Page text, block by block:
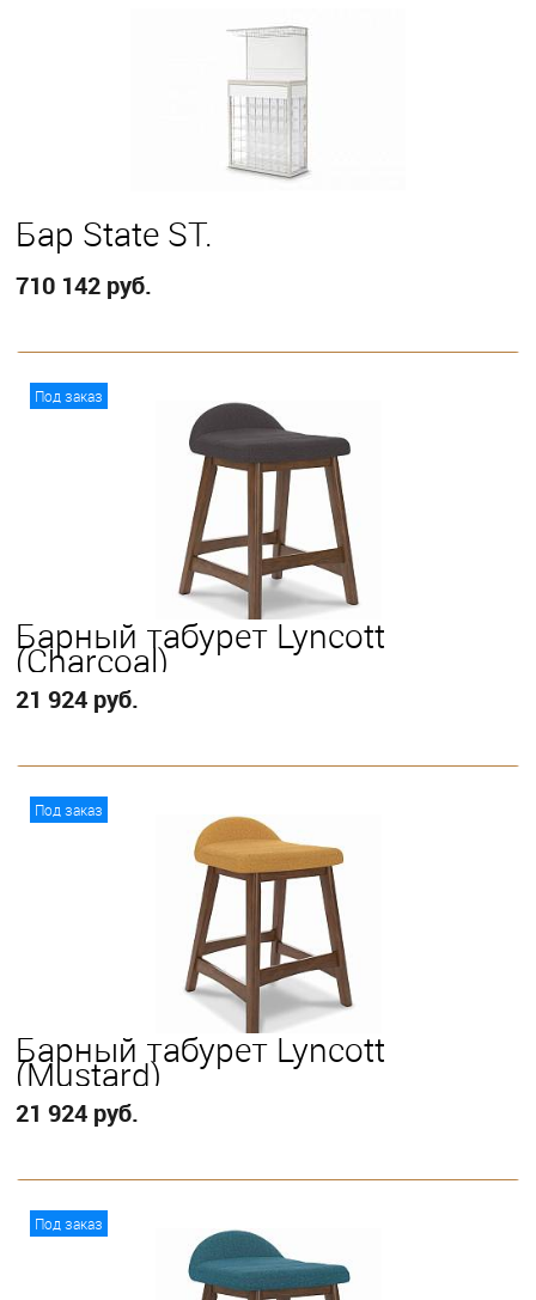
Бар State ST.
710 142 руб.
Под заказ
Барный табурет Lyncott
(Charcoal)
21 924 руб.
Под заказ
Барный табурет Lyncott
(Mustard)
21 924 руб.
Под заказ